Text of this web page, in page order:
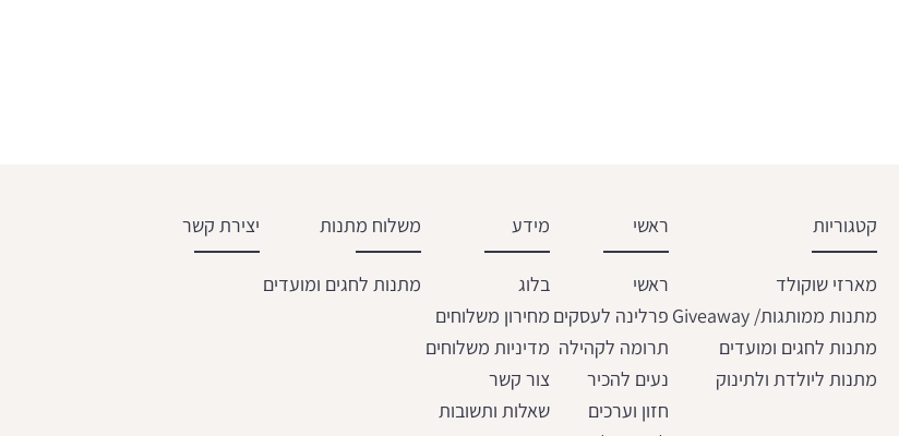
קטגוריות
מארזי שוקולד
מתנות ממותגות/ Giveaway
מתנות לחגים ומועדים
מתנות ליולדת ולתינוק
ראשי
ראשי
פרלינה לעסקים
תרומה לקהילה
נעים להכיר
חזון וערכים
מידע
בלוג
מחירון משלוחים
מדיניות משלוחים
צור קשר
שאלות ותשובות
משלוח מתנות
מתנות לחגים ומועדים
יצירת קשר